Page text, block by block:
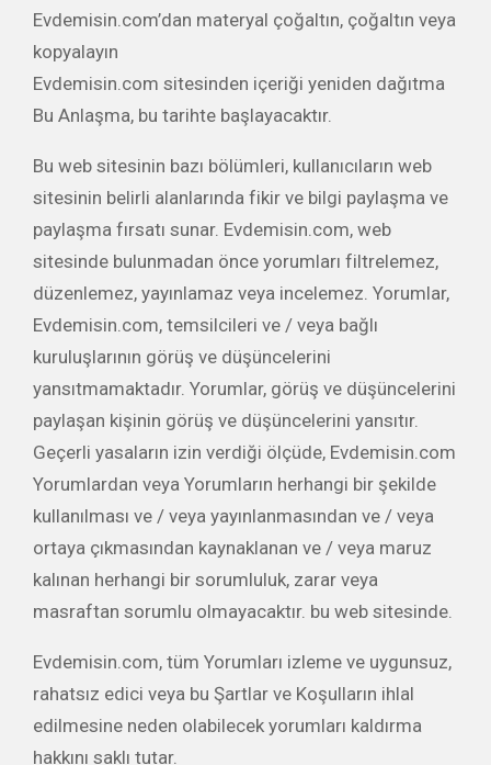
Evdemisin.com’dan materyal çoğaltın, çoğaltın veya
kopyalayın
Evdemisin.com sitesinden içeriği yeniden dağıtma
Bu Anlaşma, bu tarihte başlayacaktır.
Bu web sitesinin bazı bölümleri, kullanıcıların web
sitesinin belirli alanlarında fikir ve bilgi paylaşma ve
paylaşma fırsatı sunar. Evdemisin.com, web
sitesinde bulunmadan önce yorumları filtrelemez,
düzenlemez, yayınlamaz veya incelemez. Yorumlar,
Evdemisin.com, temsilcileri ve / veya bağlı
kuruluşlarının görüş ve düşüncelerini
yansıtmamaktadır. Yorumlar, görüş ve düşüncelerini
paylaşan kişinin görüş ve düşüncelerini yansıtır.
Geçerli yasaların izin verdiği ölçüde, Evdemisin.com
Yorumlardan veya Yorumların herhangi bir şekilde
kullanılması ve / veya yayınlanmasından ve / veya
ortaya çıkmasından kaynaklanan ve / veya maruz
kalınan herhangi bir sorumluluk, zarar veya
masraftan sorumlu olmayacaktır. bu web sitesinde.
Evdemisin.com, tüm Yorumları izleme ve uygunsuz,
rahatsız edici veya bu Şartlar ve Koşulların ihlal
edilmesine neden olabilecek yorumları kaldırma
hakkını saklı tutar.